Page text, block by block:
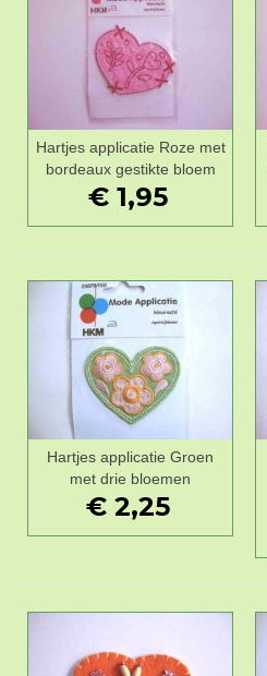
Hartjes applicatie Roze met
bordeaux gestikte bloem
€ 1,95
Hartjes applicatie Groen
met drie bloemen
€ 2,25